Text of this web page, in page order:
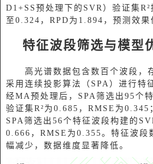
D1+SS预处理下的SVR）验证集
至0.324，RPD为1.894，预测效果
特征波段筛选与模型
高光谱数据包含数百个波段，
采用连续投影算法（SPA）进行特
经MA预处理后，SPA筛选出95个
验证集R²为0.685，RMSE为0.345
SPA筛选出56个特征波段构建的
0.666，RMSE为0.355。特征波段
幅减少，数据维度显著降低。